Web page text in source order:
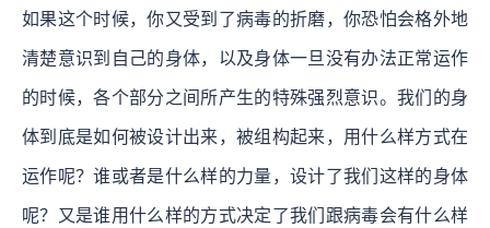
如果这个时候，你又受到了病毒的折磨，你恐怕会格外地
清楚意识到自己的身体，以及身体一旦没有办法正常运作
的时候，各个部分之间所产生的特殊强烈意识。我们的身
体到底是如何被设计出来，被组构起来，用什么样方式在
运作呢？谁或者是什么样的力量，设计了我们这样的身体
呢？又是谁用什么样的方式决定了我们跟病毒会有什么样